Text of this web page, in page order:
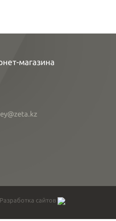
магазина
Разработка сайтов